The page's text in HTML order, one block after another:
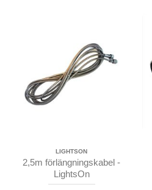
LIGHTSON
2,5m förlängningskabel -
LightsOn